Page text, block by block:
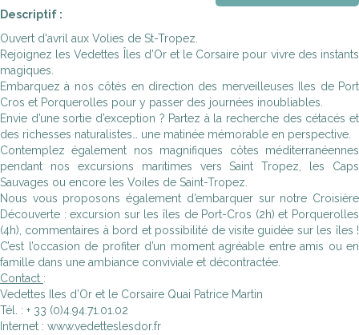
Descriptif :
Ouvert d'avril aux Volies de St-Tropez.
Rejoignez les Vedettes Îles d’Or et le Corsaire pour vivre des instants
magiques.
Embarquez à nos côtés en direction des merveilleuses Iles de Port
Cros et Porquerolles pour y passer des journées inoubliables.
Envie d’une sortie d’exception ? Partez à la recherche des cétacés et
des richesses naturalistes… une matinée mémorable en perspective.
Contemplez également nos magnifiques côtes méditerranéennes
pendant nos excursions maritimes vers Saint Tropez, les Caps
Sauvages ou encore les Voiles de Saint-Tropez.
Nous vous proposons également d’embarquer sur notre Croisière
Découverte : excursion sur les îles de Port-Cros (2h) et Porquerolles
(4h), commentaires à bord et possibilité de visite guidée sur les îles !
C’est l’occasion de profiter d’un moment agréable entre amis ou en
famille dans une ambiance conviviale et décontractée.
Contact :
Vedettes Iles d’Or et le Corsaire Quai Patrice Martin
Tél. : + 33 (0)4.94.71.01.02
Internet : www.vedetteslesdor.fr